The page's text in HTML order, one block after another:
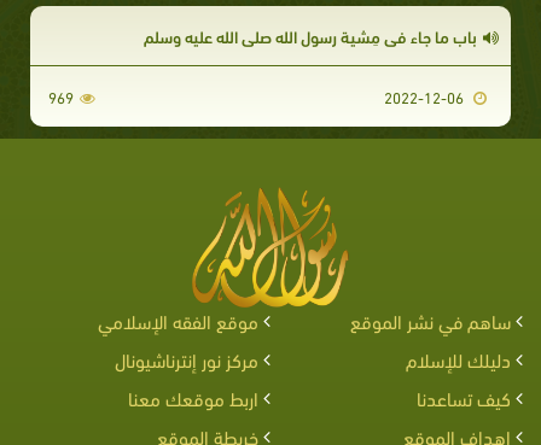
باب ما جاء في مِشية رسول الله صلى الله عليه وسلم
969
ساهم في نشر الموقع
موقع الفقه الإسلامي
دليلك للإسلام
مركز نور إنترناشيونال
كيف تساعدنا
اربط موقعك معنا
اهداف الموقع
خريطة الموقع